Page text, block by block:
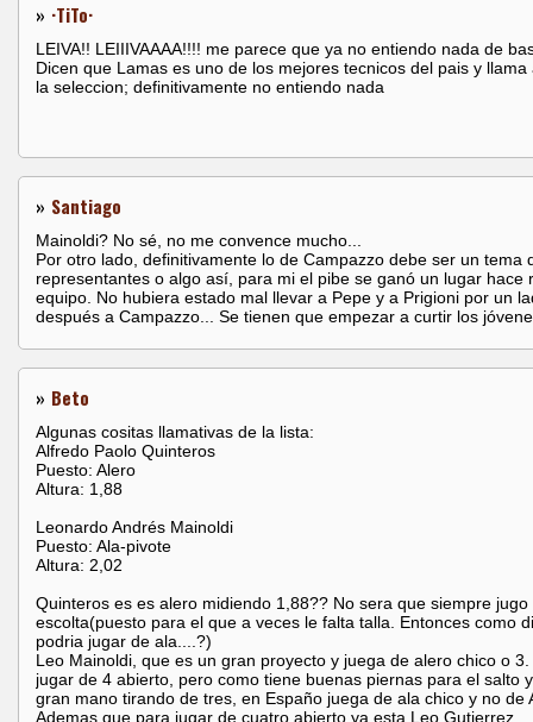
» ·TiTo·
LEIVA!! LEIIIVAAAA!!!! me parece que ya no entiendo nada de
Dicen que Lamas es uno de los mejores tecnicos del pais y llama
la seleccion; definitivamente no entiendo nada
» Santiago
Mainoldi? No sé, no me convence mucho...
Por otro lado, definitivamente lo de Campazzo debe ser un tema
representantes o algo así, para mi el pibe se ganó un lugar hace
equipo. No hubiera estado mal llevar a Pepe y a Prigioni por un
después a Campazzo... Se tienen que empezar a curtir los
» Beto
Algunas cositas llamativas de la lista:
Alfredo Paolo Quinteros
Puesto: Alero
Altura: 1,88
Leonardo Andrés Mainoldi
Puesto: Ala-pivote
Altura: 2,02
Quinteros es es alero midiendo 1,88?? No sera que siempre jugo
escolta(puesto para el que a veces le falta talla. Entonces como
podria jugar de ala....?)
Leo Mainoldi, que es un gran proyecto y juega de alero chico o
jugar de 4 abierto, pero como tiene buenas piernas para el salto
gran mano tirando de tres, en Españo juega de ala chico y no de
Ademas que para jugar de cuatro abierto ya esta Leo Gutierrez...